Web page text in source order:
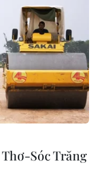
Sóc Trăng